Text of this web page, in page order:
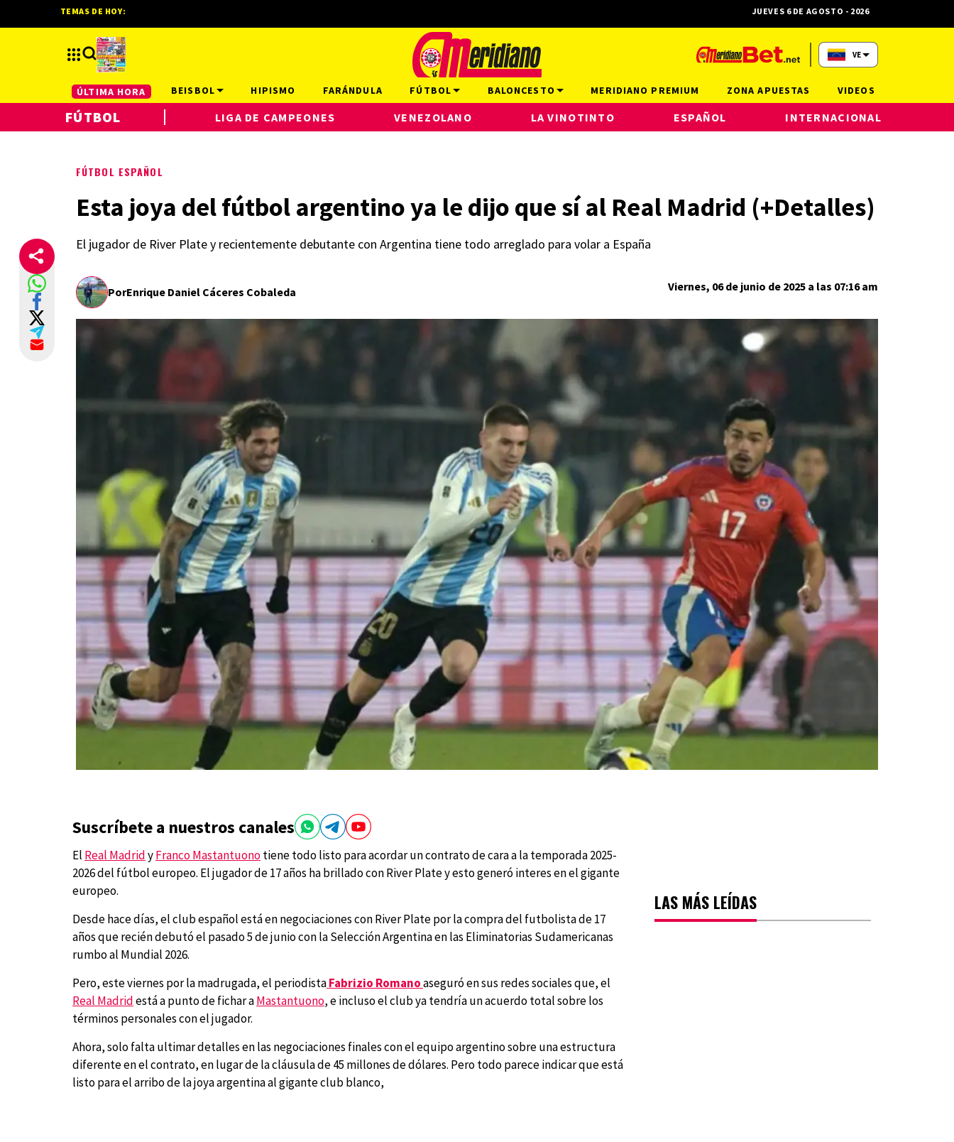
FÚTBOL ESPAÑOL
Esta joya del fútbol argentino ya le dijo que sí al Real Madrid (+Detalles)
El jugador de River Plate y recientemente debutante con Argentina tiene todo arreglado para volar a España
PorEnrique Daniel Cáceres Cobaleda Viernes, 06 de junio de 2025 a las 07:16 am
Suscríbete a nuestros canales
El Real MadridyFranco Mastantuonotiene todo listo para acordar un contrato de cara a la temporada 2025-
2026 del fútbol europeo. El jugador de 17 años ha brillado con River Plate y esto generó interes en el gigante
europeo.
Desde hace días, el club español está en negociaciones con River Plate por la compra del futbolista de 17
años que recién debutó el pasado 5 de junio con la Selección Argentina en las Eliminatorias Sudamericanas
rumbo al Mundial 2026.
Pero, este viernes por la madrugada, el periodistaFabrizio Romanoaseguró en sus redes sociales que, el
Real Madridestá a punto de fichar aMastantuono, e incluso el club ya tendría un acuerdo total sobre los
términos personales con el jugador.
Ahora, solo falta ultimar detalles en las negociaciones finales con el equipo argentino sobre una estructura
diferente en el contrato, en lugar de la cláusula de 45 millones de dólares. Pero todo parece indicar que está
listo para el arribo de la joya argentina al gigante club blanco,
LAS MÁS LEÍDAS
TEMAS DE HOY: JUEVES 6 DE AGOSTO - 2026
VE
ÚLTIMA HORA BEISBOL HIPISMO FARÁNDULA FÚTBOL
FÚTBOL LIGA DE CAMPEONES VENEZOLANO LA VINOTINTO ESPAÑOL INTERNACIONAL
BALONCESTO MERIDIANO PREMIUM ZONA APUESTAS VIDEOS